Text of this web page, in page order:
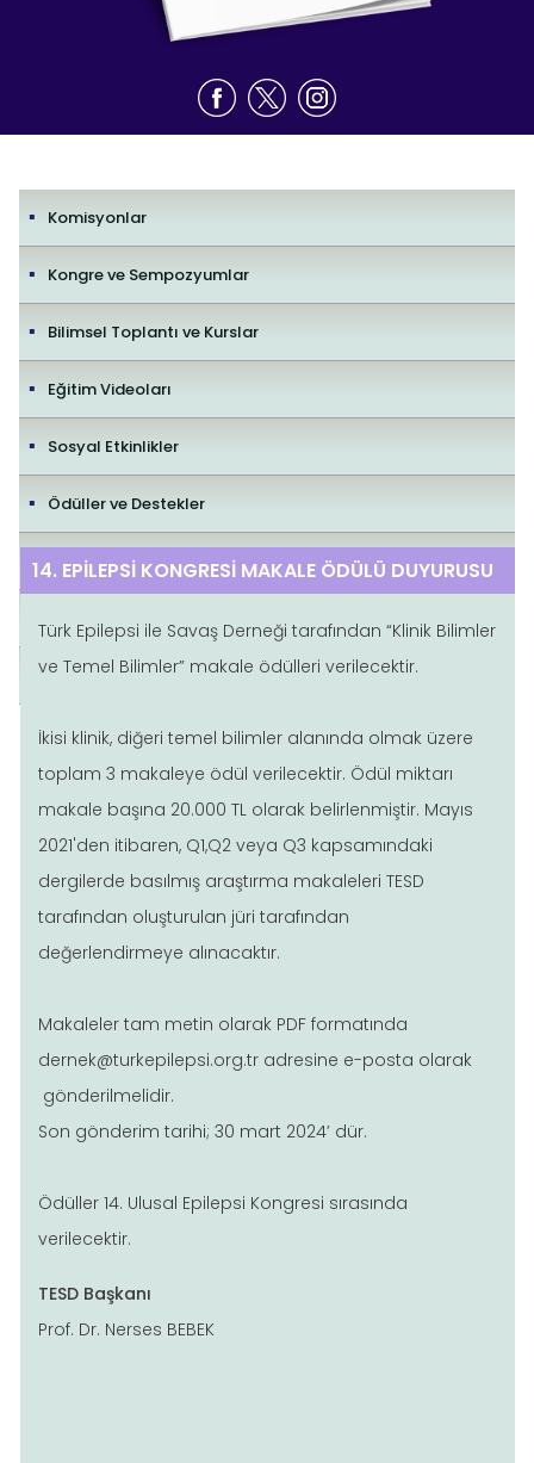
Komisyonlar
Kongre ve Sempozyumlar
Bilimsel Toplantı ve Kurslar
Eğitim Videoları
Sosyal Etkinlikler
Ödüller ve Destekler
İletişim
Yayıncılık Politikaları
Editorial Policies
14. EPİLEPSİ KONGRESİ MAKALE ÖDÜLÜ DUYURUSU
Türk Epilepsi ile Savaş Derneği tarafından “Klinik Bilimler
ve Temel Bilimler” makale ödülleri verilecektir.
İkisi klinik, diğeri temel bilimler alanında olmak üzere
toplam 3 makaleye ödül verilecektir. Ödül miktarı
makale başına 20.000 TL olarak belirlenmiştir. Mayıs
2021'den itibaren, Q1,Q2 veya Q3 kapsamındaki
dergilerde basılmış araştırma makaleleri TESD
tarafından oluşturulan jüri tarafından
değerlendirmeye alınacaktır.
Makaleler tam metin olarak PDF formatında
dernek@turkepilepsi.org.tr adresine e-posta olarak
gönderilmelidir.
Son gönderim tarihi; 30 mart 2024’ dür.
Ödüller 14. Ulusal Epilepsi Kongresi sırasında
verilecektir.
TESD Başkanı
Prof. Dr. Nerses BEBEK